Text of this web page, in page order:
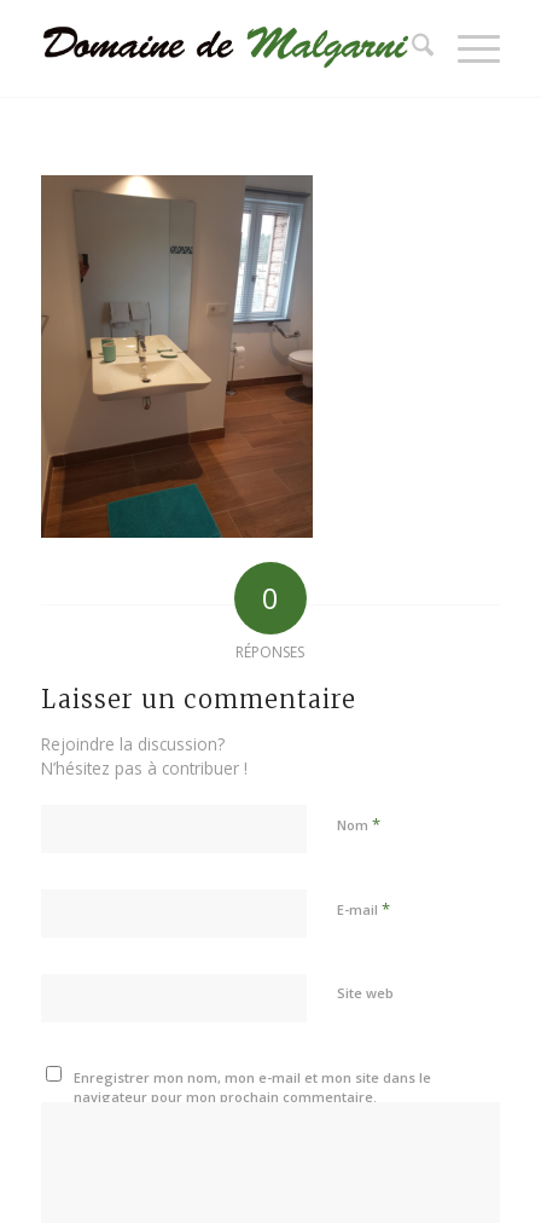
0
RÉPONSES
Laisser un commentaire
Rejoindre la discussion?
N’hésitez pas à contribuer !
Nom *
E-mail *
Site web
Enregistrer mon nom, mon e-mail et mon site dans le
navigateur pour mon prochain commentaire.